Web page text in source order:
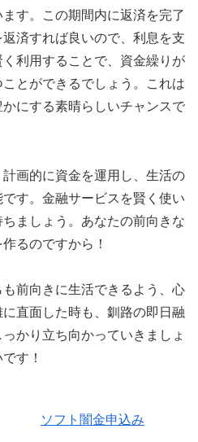
す。この期間内に返済を完了
済すれば良いので、利息を支
利用することで、資金繰りが
とができるでしょう。これは
にする素晴らしいチャンスで
画的に資金を運用し、生活の
す。金融サービスを賢く使い
ましょう。あなたの前向きな
るのですから！
前向きに生活できるよう、心
直面した時も、釧路の即日融
かり立ち向かっていきましょ
す！